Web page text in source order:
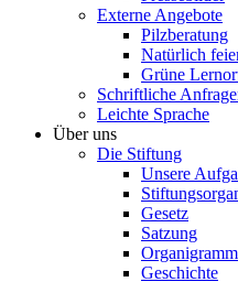
Externe Angebote
Pilzberatung
Natürlich
Grüne
Schriftliche
Leichte Sprache
Über uns
Die Stiftung
Unsere
Gesetz
Satzung
Organigramm
Geschichte